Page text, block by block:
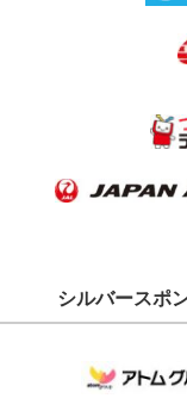
シルバースポ